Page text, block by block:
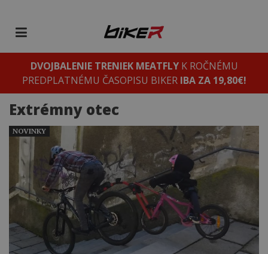
DVOJBALENIE TRENIEK MEATFLYK ROČNÉMU
PREDPLATNÉMU ČASOPISU BIKER IBA ZA 19,80€!
Extrémny otec
NOVINKY